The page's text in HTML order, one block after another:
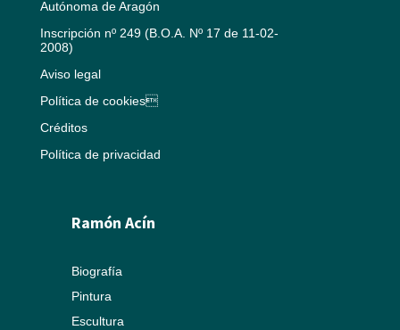
Autónoma de Aragón
Inscripción nº 249 (B.O.A. Nº 17 de 11-02-
2008)
Aviso legal
Política de cookies
Créditos
Política de privacidad
Ramón Acín
Biografía
Pintura
Escultura